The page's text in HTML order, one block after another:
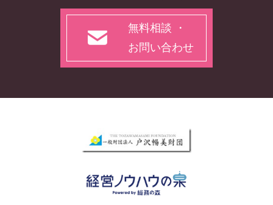
無料相談 ・
お問い合わせ